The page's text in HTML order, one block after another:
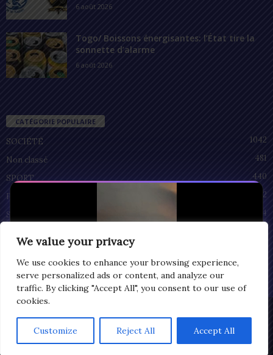
We value your privacy
We use cookies to enhance your browsing experience,
serve personalized ads or content, and analyze our
traffic. By clicking "Accept All", you consent to our use of
cookies.
Customize Reject All Accept All
6 août 2026
Togo/ Boissons énergisantes: l’État tire la
sonnette d’alarme
6 août 2026
CATÉGORIE POPULAIRE
SOCIÉTÉ
1042
Non classé
481
SPORT
440
POLITIQUE
212
SANTÉ
94
© Copyright 2025 | LOMEGRAPH
All rights reserved
0:07